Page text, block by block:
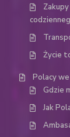
Życie
Polacy
Gdzie
Jak